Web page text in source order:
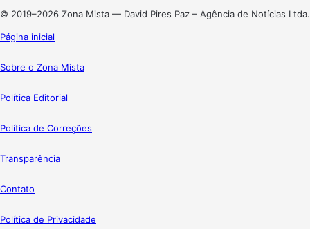
© 2019–2026 Zona Mista — David Pires Paz – Agência de Notícias Ltda.
Página inicial
Sobre o Zona Mista
Política Editorial
Política de Correções
Transparência
Contato
Política de Privacidade